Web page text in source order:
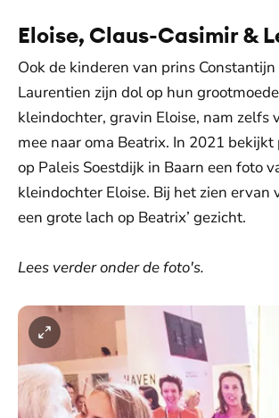
Eloise, Claus-Casimir &
Ook de kinderen van prins
Laurentien zijn dol op hun
kleindochter, gravin Eloise, nam zelfs
mee naar oma Beatrix. In 2021
op Paleis Soestdijk in Baarn een foto
kleindochter Eloise. Bij het zien ervan
een grote lach op Beatrix’ gezicht.
Lees verder onder de foto's.